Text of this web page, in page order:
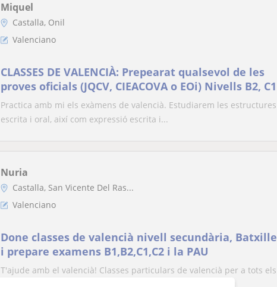
Miquel
Castalla, Onil
Valenciano
CLASSES DE VALENCIÀ: Prepearat qualsevol de les
proves oficials (JQCV, CIEACOVA o EOi) Nivells B2,
C2: (Online)
Practica amb mi els exàmens de valencià. Estudiarem les
escrita i oral, així com expressió escrita i...
Nuria
Castalla, San Vicente Del Ras...
Valenciano
Done classes de valencià nivell secundària,
i prepare examens B1,B2,C1,C2 i la PAU
T'ajude amb el valencià! Classes particulars de valencià per a tots